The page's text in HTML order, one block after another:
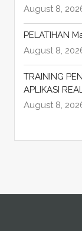
August 8,
PELATIHAN
August 8,
TRAINING
APLIKASI
August 8,